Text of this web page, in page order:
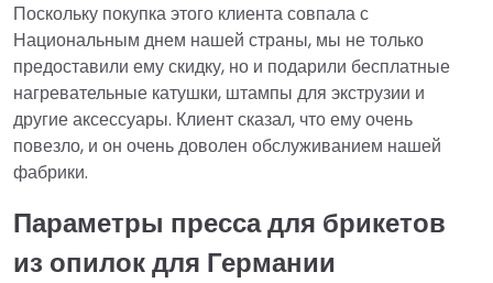
Поскольку покупка этого клиента совпала с
Национальным днем нашей страны, мы не только
предоставили ему скидку, но и подарили бесплатные
нагревательные катушки, штампы для экструзии и
другие аксессуары. Клиент сказал, что ему очень
повезло, и он очень доволен обслуживанием нашей
фабрики.
Параметры пресса для брикетов
из опилок для Германии